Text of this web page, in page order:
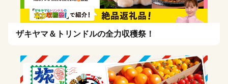
ザキヤマ＆トリンドルの全力収穫祭！